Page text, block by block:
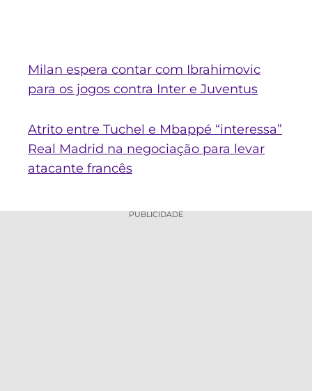
Milan espera contar com Ibrahimovic
para os jogos contra Inter e Juventus
Atrito entre Tuchel e Mbappé “interessa”
Real Madrid na negociação para levar
atacante francês
PUBLICIDADE